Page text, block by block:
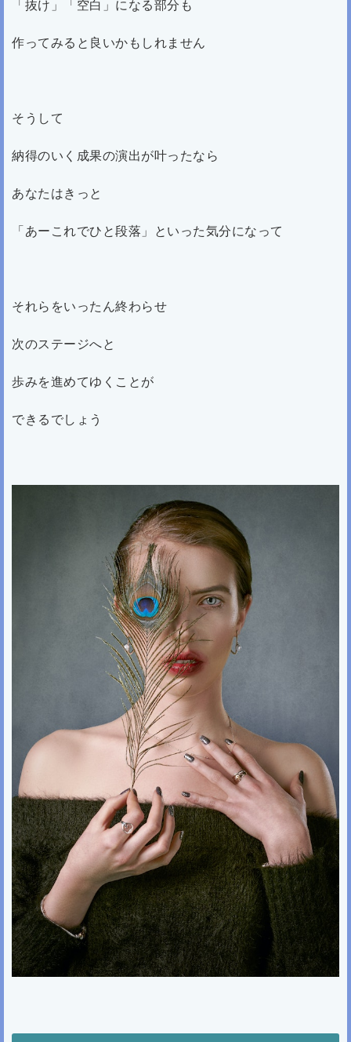
「抜け」「空白」になる部分も
作ってみると良いかもしれません
そうして
納得のいく成果の演出が叶ったなら
あなたはきっと
「あーこれでひと段落」といった気分になって
それらをいったん終わらせ
次のステージへと
歩みを進めてゆくことが
できるでしょう